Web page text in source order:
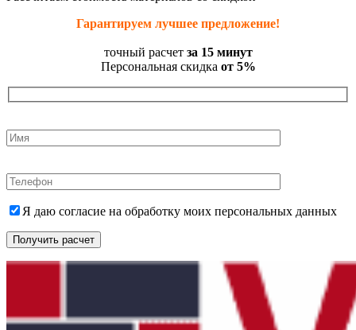
Гарантируем лучшее предложение!
точный расчет за 15 минут
Персональная скидка от 5%
Я даю согласие на обработку моих персональных данных
Получить расчет